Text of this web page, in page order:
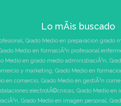
Lo mÃ¡s buscado
, Grado Medio en preparacion grado
Medio en formaciÃ³n profesional
Medio en grado medio administraciÃ³n,
y marketing, Grado Medio en
en comercio, Grado Medio en gestiÃ³n
electrotÃ©cnicas, Grado Medio en
, Grado Medio en imagen personal,